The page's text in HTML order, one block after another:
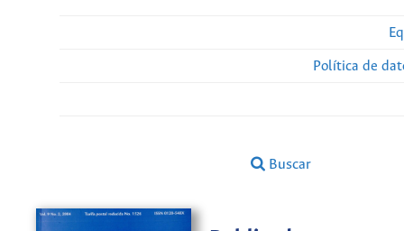
Política de
Buscar